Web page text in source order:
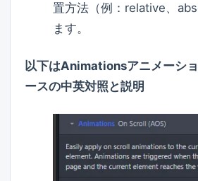
置方法（例：relative、
ます。
以下はAnimationsアニメーシ
ースの中英対照と説明